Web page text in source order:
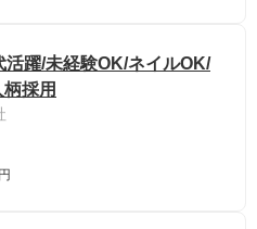
躍/未経験OK/ネイルOK/
採用